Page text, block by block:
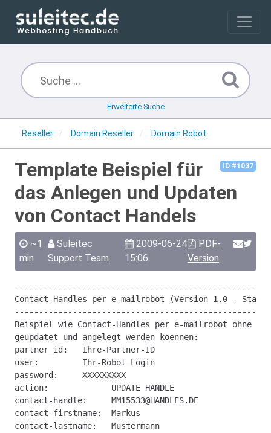
Erweiterte Suche
Reseller Domain Reseller Domain Robot
ID #1037
Template Beispiel für
das Anlegen und Updaten
von Contact Handels
~1
min
Suleitec
Support Team
2009-06-24
15:06
PDF-
Version
Contact-Handles per e-mailrobot (Version 1.0 -
Beispiel wie Contact-Handles per e-mailrobot ohne
geupdatet und angelegt werden koennen:
partner_id:   Ihre-Partner-ID
user:         Ihr-Robot_Login
password:     XXXXXXXXX
action:             UPDATE HANDLE
contact-handle:     MM15533@HANDLES.DE
contact-firstname:  Markus
contact-lastname:   Mustermann